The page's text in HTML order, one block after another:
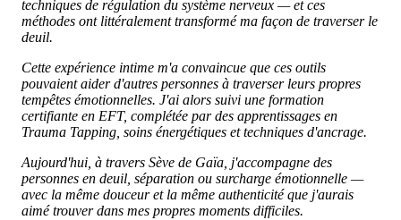
techniques de régulation du système nerveux — et ces
méthodes ont littéralement transformé ma façon de traverser le
deuil.
Cette expérience intime m'a convaincue que ces outils
pouvaient aider d'autres personnes à traverser leurs propres
tempêtes émotionnelles. J'ai alors suivi une formation
certifiante en EFT, complétée par des apprentissages en
Trauma Tapping, soins énergétiques et techniques d'ancrage.
Aujourd'hui, à travers Sève de Gaïa, j'accompagne des
personnes en deuil, séparation ou surcharge émotionnelle —
avec la même douceur et la même authenticité que j'aurais
aimé trouver dans mes propres moments difficiles.